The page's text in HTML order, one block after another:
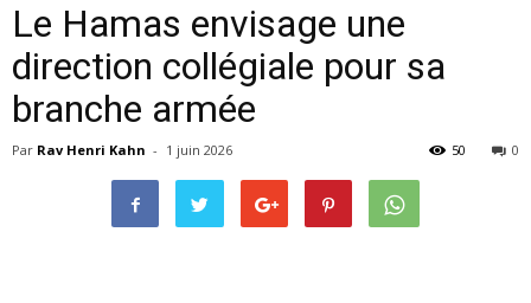
Le Hamas envisage une
direction collégiale pour sa
branche armée
Par Rav Henri Kahn - 1 juin 2026 0
50